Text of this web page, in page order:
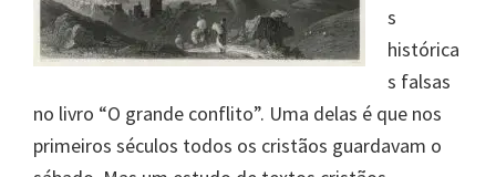
s
histórica
s falsas
no livro “O grande conflito”. Uma delas é que nos
primeiros séculos todos os cristãos guardavam o